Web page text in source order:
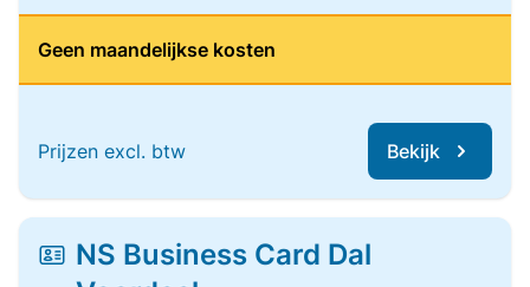
Geen maandelijkse kosten
Prijzen excl. btw Bekijk
NS Business Card Dal